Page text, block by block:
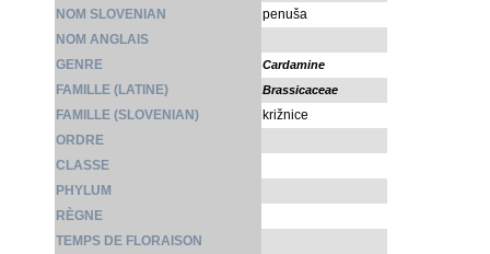
NOM SLOVENIAN
penuša
NOM ANGLAIS
GENRE
Cardamine
FAMILLE (LATINE) Brassicaceae
FAMILLE (SLOVENIAN)
križnice
ORDRE
CLASSE
PHYLUM
RÈGNE
TEMPS DE FLORAISON